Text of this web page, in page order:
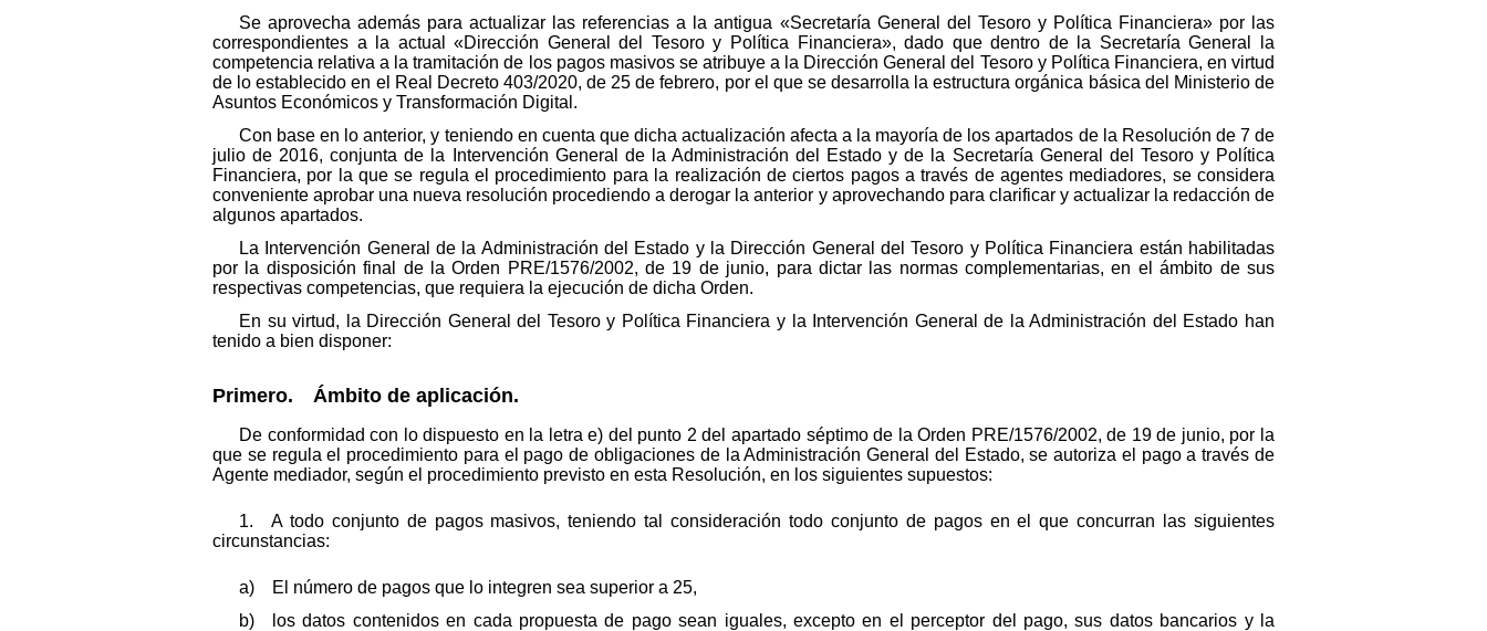
Se aprovecha además para actualizar las referencias a la antigua «Secretaría General del Tesoro y Política Financiera» por las
correspondientes a la actual «Dirección General del Tesoro y Política Financiera», dado que dentro de la Secretaría General la
competencia relativa a la tramitación de los pagos masivos se atribuye a la Dirección General del Tesoro y Política Financiera, en virtud
de lo establecido en el Real Decreto 403/2020, de 25 de febrero, por el que se desarrolla la estructura orgánica básica del Ministerio de
Asuntos Económicos y Transformación Digital.
Con base en lo anterior, y teniendo en cuenta que dicha actualización afecta a la mayoría de los apartados de la Resolución de 7 de
julio de 2016, conjunta de la Intervención General de la Administración del Estado y de la Secretaría General del Tesoro y Política
Financiera, por la que se regula el procedimiento para la realización de ciertos pagos a través de agentes mediadores, se considera
conveniente aprobar una nueva resolución procediendo a derogar la anterior y aprovechando para clarificar y actualizar la redacción de
algunos apartados.
La Intervención General de la Administración del Estado y la Dirección General del Tesoro y Política Financiera están habilitadas
por la disposición final de la Orden PRE/1576/2002, de 19 de junio, para dictar las normas complementarias, en el ámbito de sus
respectivas competencias, que requiera la ejecución de dicha Orden.
En su virtud, la Dirección General del Tesoro y Política Financiera y la Intervención General de la Administración del Estado han
tenido a bien disponer:
Primero. Ámbito de aplicación.
De conformidad con lo dispuesto en la letra e) del punto 2 del apartado séptimo de la Orden PRE/1576/2002, de 19 de junio, por la
que se regula el procedimiento para el pago de obligaciones de la Administración General del Estado, se autoriza el pago a través de
Agente mediador, según el procedimiento previsto en esta Resolución, en los siguientes supuestos:
1. A todo conjunto de pagos masivos, teniendo tal consideración todo conjunto de pagos en el que concurran las siguientes
circunstancias:
a) El número de pagos que lo integren sea superior a 25,
b) los datos contenidos en cada propuesta de pago sean iguales, excepto en el perceptor del pago, sus datos bancarios y la